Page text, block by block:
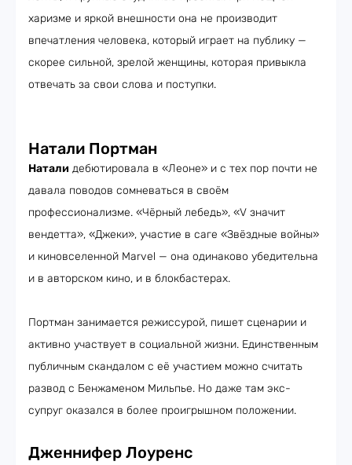
харизме и яркой внешности она не производит
впечатления человека, который играет на публику —
скорее сильной, зрелой женщины, которая привыкла
отвечать за свои слова и поступки.
Натали Портман
Натали дебютировала в «Леоне» и с тех пор почти не
давала поводов сомневаться в своём
профессионализме. «Чёрный лебедь», «V значит
вендетта», «Джеки», участие в саге «Звёздные войны»
и киновселенной Marvel — она одинаково убедительна
и в авторском кино, и в блокбастерах.
Портман занимается режиссурой, пишет сценарии и
активно участвует в социальной жизни. Единственным
публичным скандалом с её участием можно считать
развод с Бенжаменом Мильпье. Но даже там экс-
супруг оказался в более проигрышном положении.
Дженнифер Лоуренс